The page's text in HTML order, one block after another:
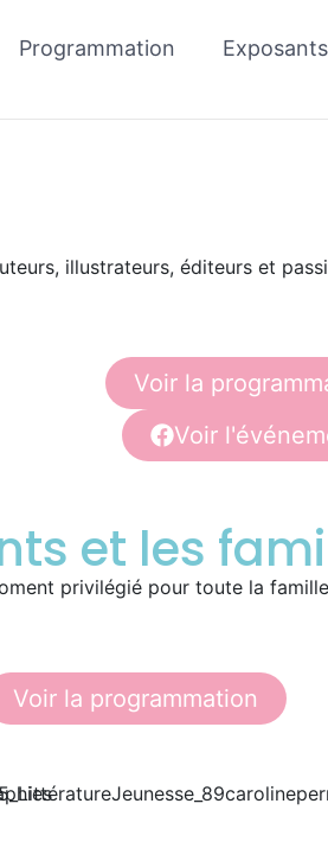
Programmation Exposants
illustrateurs, éditeurs et
Voir la
Voir
et les
privilégié pour toute la
Voir la programmation